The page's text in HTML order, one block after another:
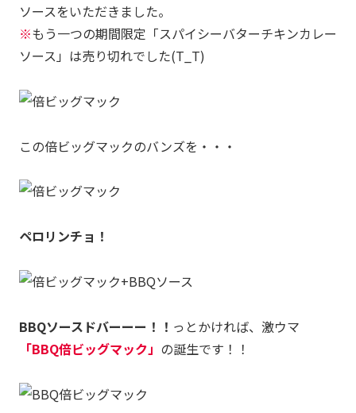
ソースをいただきました。
※もう一つの期間限定「スパイシーバターチキンカレー
ソース」は売り切れでした(T_T)
この倍ビッグマックのバンズを・・・
ペロリンチョ！
BBQソースドバーーー！！ っとかければ、激ウマ
「BBQ倍ビッグマック」 の誕生です！！